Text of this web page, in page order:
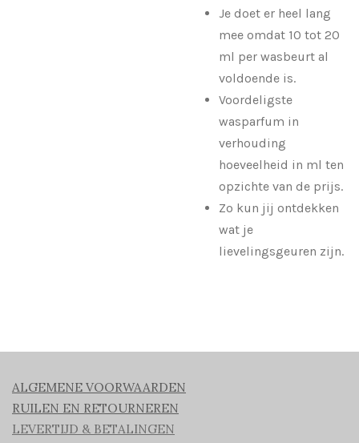
Je doet er heel lang
mee omdat 10 tot 20
ml per wasbeurt al
voldoende is.
Voordeligste
wasparfum in
verhouding
hoeveelheid in ml ten
opzichte van de prijs.
Zo kun jij ontdekken
wat je
lievelingsgeuren zijn.
ALGEMENE VOORWAARDEN
RUILEN EN RETOURNEREN
LEVERTIJD & BETALINGEN